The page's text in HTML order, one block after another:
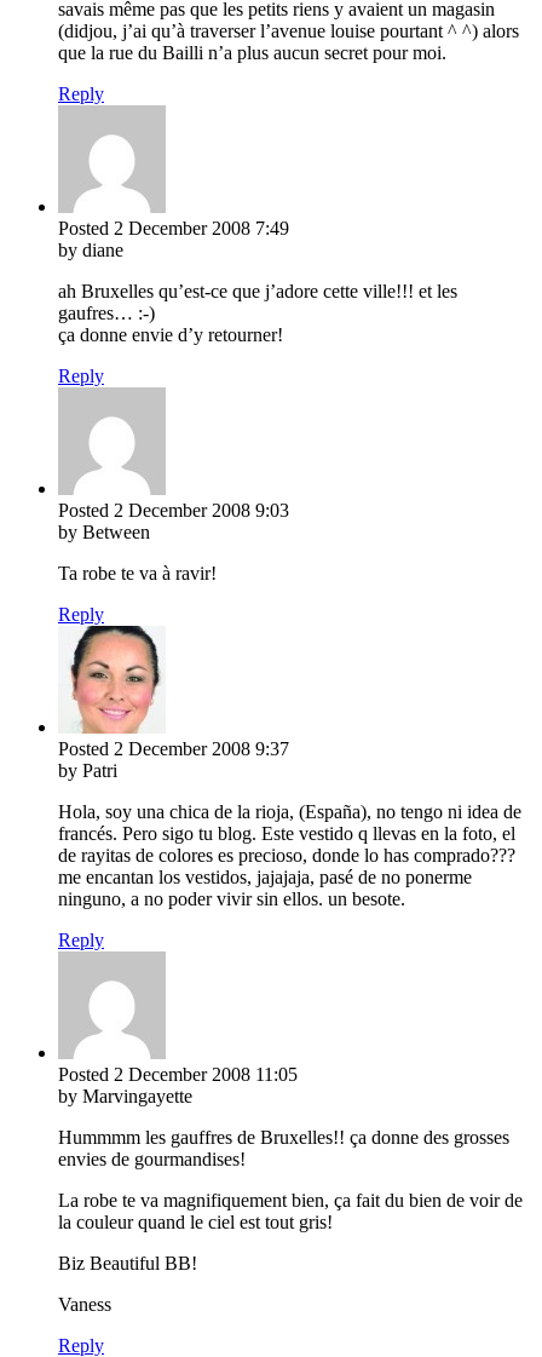
savais même pas que les petits riens y avaient un magasin
(didjou, j’ai qu’à traverser l’avenue louise pourtant ^ ^) alors
que la rue du Bailli n’a plus aucun secret pour moi.
Reply
Posted 2 December 2008 7:49
by diane
ah Bruxelles qu’est-ce que j’adore cette ville!!! et les
gaufres… :-)
ça donne envie d’y retourner!
Reply
Posted 2 December 2008 9:03
by Between
Ta robe te va à ravir!
Reply
Posted 2 December 2008 9:37
by Patri
Hola, soy una chica de la rioja, (España), no tengo ni idea de
francés. Pero sigo tu blog. Este vestido q llevas en la foto, el
de rayitas de colores es precioso, donde lo has comprado???
me encantan los vestidos, jajajaja, pasé de no ponerme
ninguno, a no poder vivir sin ellos. un besote.
Reply
Posted 2 December 2008 11:05
by Marvingayette
Hummmm les gauffres de Bruxelles!! ça donne des grosses
envies de gourmandises!
La robe te va magnifiquement bien, ça fait du bien de voir de
la couleur quand le ciel est tout gris!
Biz Beautiful BB!
Vaness
Reply